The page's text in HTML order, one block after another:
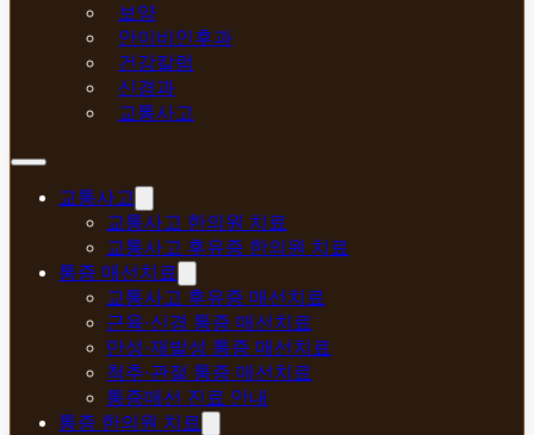
보양
안이비인후과
건강칼럼
신경과
교통사고
교통사고
교통사고 한의원 치료
교통사고 후유증 한의원 치료
통증 매선치료
교통사고 후유증 매선치료
근육·신경 통증 매선치료
만성·재발성 통증 매선치료
척추·관절 통증 매선치료
통증매선 진료 안내
통증 한의원 치료